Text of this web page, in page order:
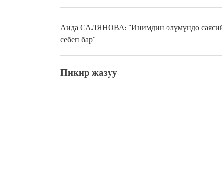
Аида САЛЯНОВА: “Инимдин өлүмүндө
себеп бар”
Пикир жазуу